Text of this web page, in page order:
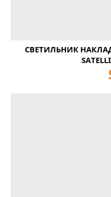
СВЕТИЛЬНИК